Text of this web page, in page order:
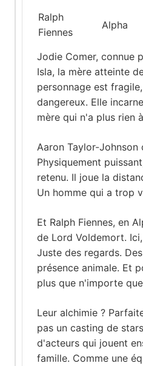
Ralph
Fiennes
Alpha
Jodie Comer, connue
Isla, la mère atteinte
personnage est
dangereux. Elle
mère qui n'a plus rien
Aaron Taylor-Johnson
Physiquement
retenu. Il joue la
Un homme qui a trop
Et Ralph Fiennes, en
de Lord Voldemort.
Juste des regards.
présence animale. Et
plus que n'importe
Leur alchimie ?
pas un casting de
d'acteurs qui jouent
famille. Comme une